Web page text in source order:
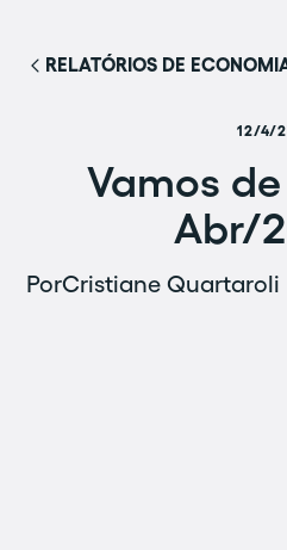
RELATÓRIOS DE
12/4/
Vamos
Abr/
PorCristiane Quartaroli